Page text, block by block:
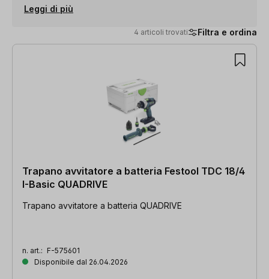
Leggi di più
4 articoli trovati Filtra e ordina
4 articoli trovati
Trapano avvitatore a batteria Festool TDC 18/4
I-Basic QUADRIVE
Trapano avvitatore a batteria QUADRIVE
n. art.: F-575601
Disponibile dal 26.04.2026